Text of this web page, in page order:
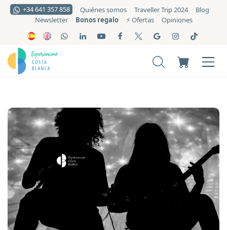
+34 641 357 858 Quiénes somos Traveller Trip 2024
Blog
Newsletter
Bonos regalo ⚡️ Ofertas Opiniones